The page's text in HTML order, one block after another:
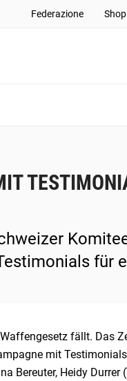
Federazione Shop
für
fällt. Das
mit
Bereuter, Heidy Durrer